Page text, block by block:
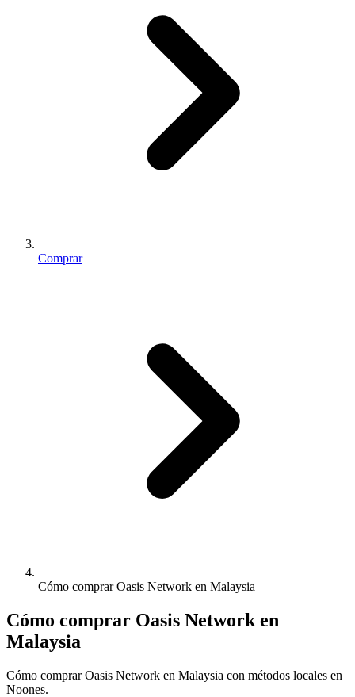
Comprar
Cómo comprar Oasis Network en Malaysia
Cómo comprar Oasis Network en
Malaysia
Cómo comprar Oasis Network en Malaysia con métodos locales en
Noones.